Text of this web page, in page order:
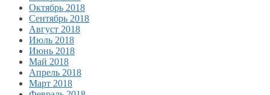
Октябрь 2018
Сентябрь 2018
Август 2018
Июль 2018
Июнь 2018
Май 2018
Апрель 2018
Март 2018